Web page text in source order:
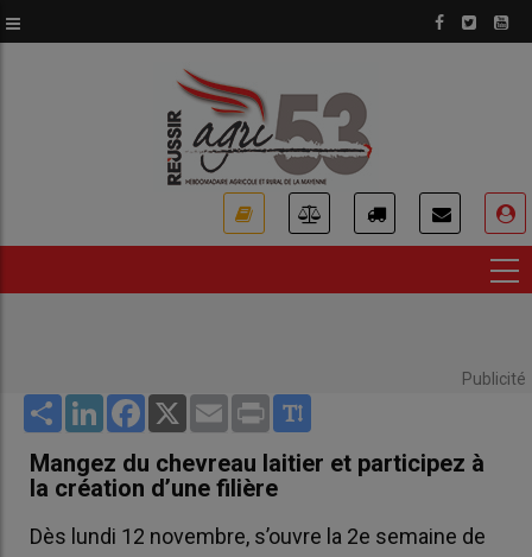
au
Publicité
Share LinkedInFacebook
X Email Print
Mangez du chevreau laitier et participez à
la création d’une filière
Dès lundi 12 novembre, s’ouvre la 2e semaine de